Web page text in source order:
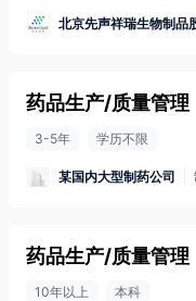
北京先声祥瑞生物制品
药品生产/质量管理
3-5年 学历不限
某国内大型制药公司
药品生产/质量管理
10年以上 本科